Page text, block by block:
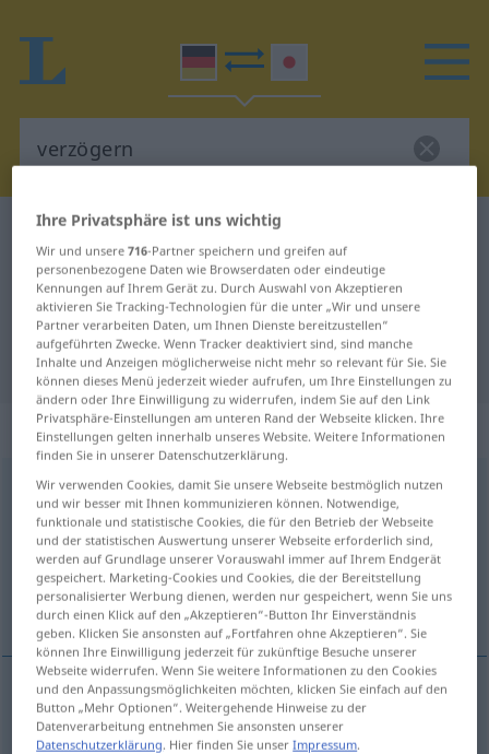
Deutsch-Japanisch Wörterbuch
Deutsch-Japanisch Übersetzung
für "verzögern"
"verzögern" Japanisch Übersetzung
„verzögern“
verzögern
Übersicht aller Übersetzungen
(Für mehr Details die Übersetzung anklicken/antippen)
遅らせる
遅らせる[okuraseru] verzögern
Ihre Privatsphäre ist uns wichtig
Wir und unsere716-Partner speichern und greifen auf
personenbezogene Daten wie Browserdaten oder eindeutige
Kennungen auf Ihrem Gerät zu. Durch Auswahl von Akzeptieren
aktivieren Sie Tracking-Technologien für die unter „Wir und unsere
Partner verarbeiten Daten, um Ihnen Dienste bereitzustellen“
aufgeführten Zwecke. Wenn Tracker deaktiviert sind, sind manche
Inhalte und Anzeigen möglicherweise nicht mehr so relevant für Sie. Sie
können dieses Menü jederzeit wieder aufrufen, um Ihre Einstellungen zu
ändern oder Ihre Einwilligung zu widerrufen, indem Sie auf den Link
Privatsphäre-Einstellungen am unteren Rand der Webseite klicken. Ihre
Einstellungen gelten innerhalb unseres Website. Weitere Informationen
finden Sie in unserer Datenschutzerklärung.
Wir verwenden Cookies, damit Sie unsere Webseite bestmöglich nutzen
und wir besser mit Ihnen kommunizieren können. Notwendige,
funktionale und statistische Cookies, die für den Betrieb der Webseite
und der statistischen Auswertung unserer Webseite erforderlich sind,
werden auf Grundlage unserer Vorauswahl immer auf Ihrem Endgerät
gespeichert. Marketing-Cookies und Cookies, die der Bereitstellung
personalisierter Werbung dienen, werden nur gespeichert, wenn Sie uns
durch einen Klick auf den „Akzeptieren“-Button Ihr Einverständnis
geben. Klicken Sie ansonsten auf „Fortfahren ohne Akzeptieren“. Sie
können Ihre Einwilligung jederzeit für zukünftige Besuche unserer
Webseite widerrufen. Wenn Sie weitere Informationen zu den Cookies
und den Anpassungsmöglichkeiten möchten, klicken Sie einfach auf den
Button „Mehr Optionen“. Weitergehende Hinweise zu der
Datenverarbeitung entnehmen Sie ansonsten unserer
Datenschutzerklärung. Hier finden Sie unserImpressum.